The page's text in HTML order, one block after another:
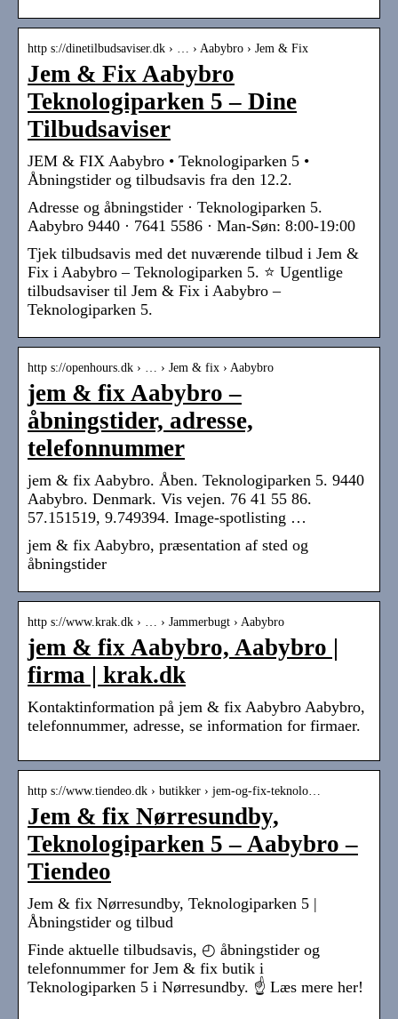
http s://dinetilbudsaviser.dk › … › Aabybro › Jem & Fix
Jem & Fix Aabybro
Teknologiparken 5 – Dine
Tilbudsaviser
JEM & FIX Aabybro • Teknologiparken 5 •
Åbningstider og tilbudsavis fra den 12.2.
Adresse og åbningstider · Teknologiparken 5.
Aabybro 9440 · 7641 5586 · Man-Søn: 8:00-19:00
Tjek tilbudsavis med det nuværende tilbud i Jem &
Fix i Aabybro – Teknologiparken 5. ⭐ Ugentlige
tilbudsaviser til Jem & Fix i Aabybro –
Teknologiparken 5.
http s://openhours.dk › … › Jem & fix › Aabybro
jem & fix Aabybro –
åbningstider, adresse,
telefonnummer
jem & fix Aabybro. Åben. Teknologiparken 5. 9440
Aabybro. Denmark. Vis vejen. 76 41 55 86.
57.151519, 9.749394. Image-spotlisting …
jem & fix Aabybro, præsentation af sted og
åbningstider
http s://www.krak.dk › … › Jammerbugt › Aabybro
jem & fix Aabybro, Aabybro |
firma | krak.dk
Kontaktinformation på jem & fix Aabybro Aabybro,
telefonnummer, adresse, se information for firmaer.
http s://www.tiendeo.dk › butikker › jem-og-fix-teknolo…
Jem & fix Nørresundby,
Teknologiparken 5 – Aabybro –
Tiendeo
Jem & fix Nørresundby, Teknologiparken 5 |
Åbningstider og tilbud
Finde aktuelle tilbudsavis, ◴ åbningstider og
telefonnummer for Jem & fix butik i
Teknologiparken 5 i Nørresundby. ☝ Læs mere her!